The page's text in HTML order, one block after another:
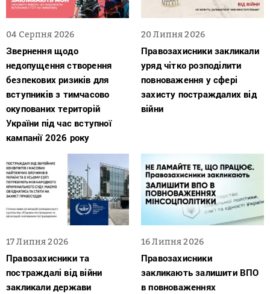
04 Серпня 2026
Звернення щодо
недопущення створення
безпекових ризиків для
вступників з тимчасово
окупованих територій
України під час вступної
кампанії 2026 року
20 Липня 2026
Правозахисники закликали
уряд чітко розподілити
повноваження у сфері
захисту постраждалих від
війни
17 Липня 2026
Правозахисники та
постраждалі від війни
закликали держави
16 Липня 2026
Правозахисники
закликають залишити ВПО
в повноваженнях